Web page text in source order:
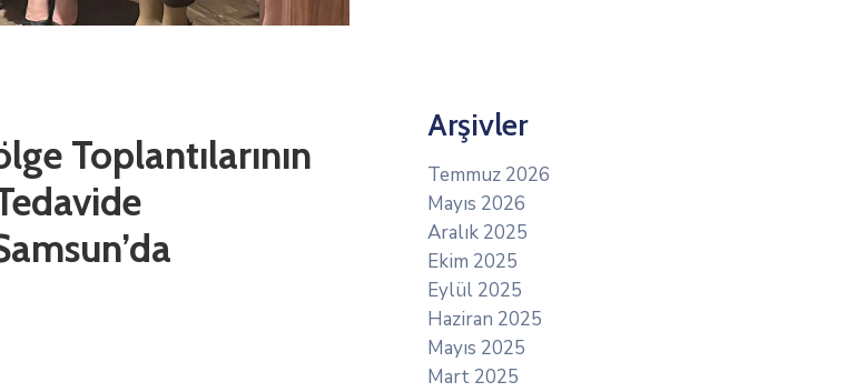
Toplantılarının
Arşivler
Temmuz 2026
Mayıs 2026
Aralık 2025
Ekim 2025
Eylül 2025
Haziran 2025
Mayıs 2025
Mart 2025